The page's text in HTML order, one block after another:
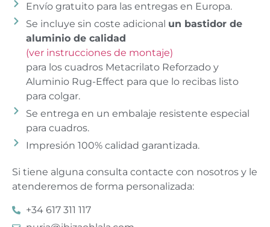
Envío gratuito para las entregas en Europa.
Se incluye sin coste adicional un bastidor de
aluminio de calidad
(ver instrucciones de montaje)
para los cuadros Metacrilato Reforzado y
Aluminio Rug-Effect para que lo recibas listo
para colgar.
Se entrega en un embalaje resistente especial
para cuadros.
Impresión 100% calidad garantizada.
Si tiene alguna consulta contacte con nosotros y le
atenderemos de forma personalizada:
+34 617 311 117